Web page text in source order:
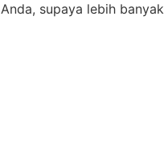
supaya lebih